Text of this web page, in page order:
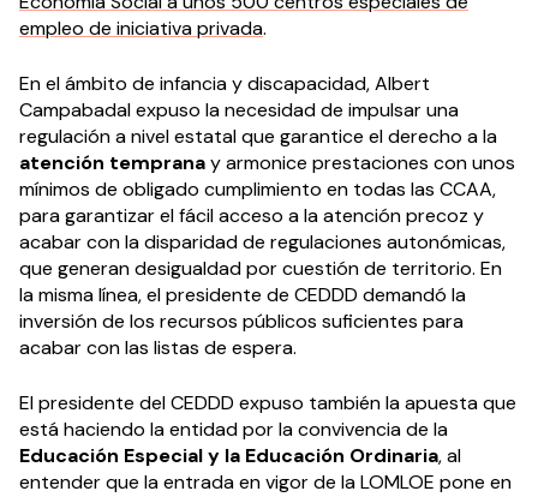
empleo de iniciativa privada.
En el ámbito de infancia y discapacidad, Albert
Campabadal expuso la necesidad de impulsar una
regulación a nivel estatal que garantice el derecho a la
atención tempranay armonice prestaciones con unos
mínimos de obligado cumplimiento en todas las CCAA,
para garantizar el fácil acceso a la atención precoz y
acabar con la disparidad de regulaciones autonómicas,
que generan desigualdad por cuestión de territorio. En
la misma línea, el presidente de CEDDD demandó la
inversión de los recursos públicos suficientes para
acabar con las listas de espera.
El presidente del CEDDD expuso también la apuesta que
está haciendo la entidad por la convivencia de la
Educación Especial y la Educación Ordinaria, al
entender que la entrada en vigor de la LOMLOE pone en